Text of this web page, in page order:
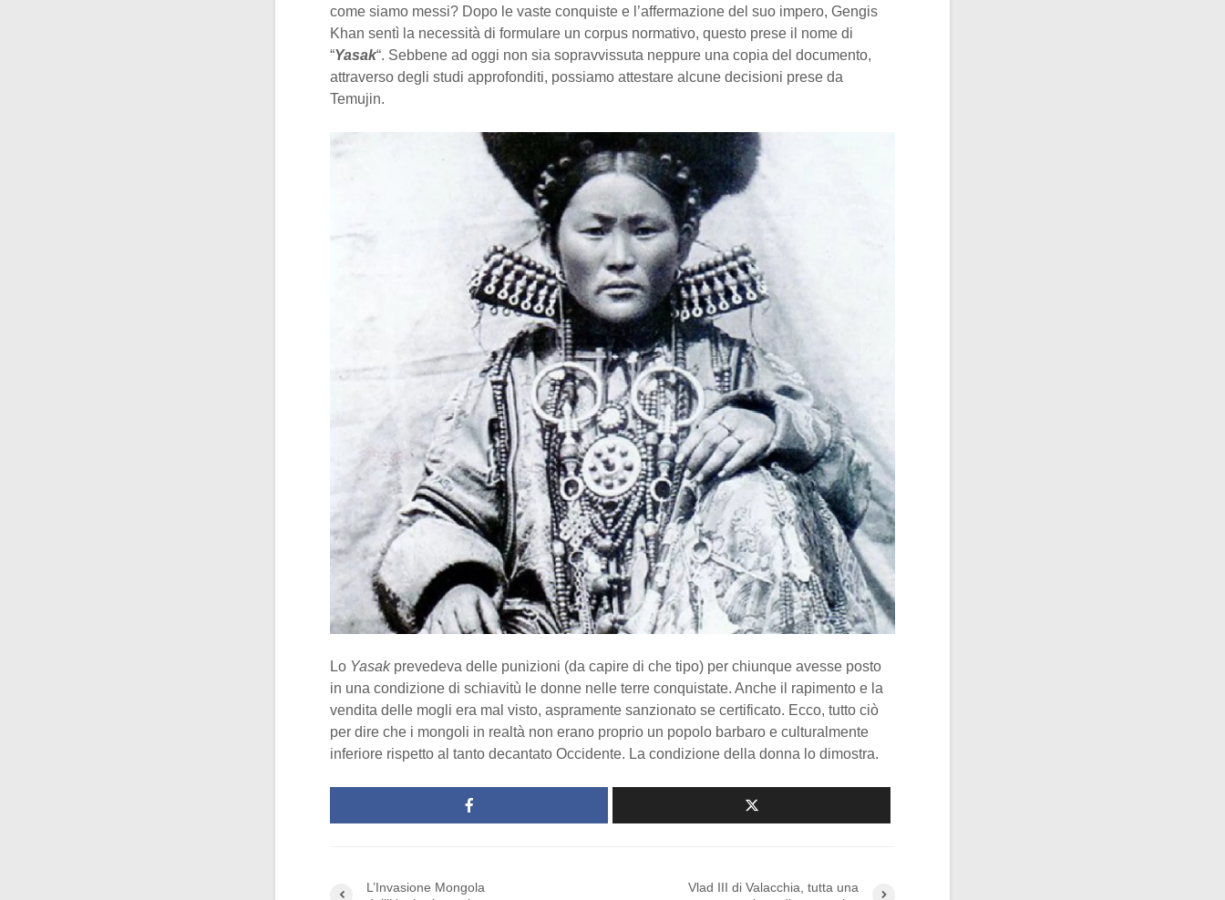
come siamo messi? Dopo le vaste conquiste e l’affermazione del suo impero, Gengis
Khan sentì la necessità di formulare un corpus normativo, questo prese il nome di
“Yasak“. Sebbene ad oggi non sia sopravvissuta neppure una copia del documento,
attraverso degli studi approfonditi, possiamo attestare alcune decisioni prese da
Temujin.
Lo Yasakprevedeva delle punizioni (da capire di che tipo) per chiunque avesse posto
in una condizione di schiavitù le donne nelle terre conquistate. Anche il rapimento e la
vendita delle mogli era mal visto, aspramente sanzionato se certificato. Ecco, tutto ciò
per dire che i mongoli in realtà non erano proprio un popolo barbaro e culturalmente
inferiore rispetto al tanto decantato Occidente. La condizione della donna lo dimostra.
L’Invasione Mongola
Vlad III di Valacchia, tutta una